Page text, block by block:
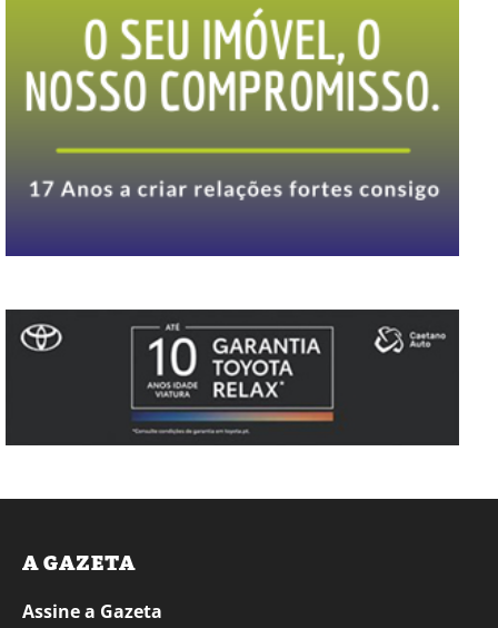
A GAZETA
Assine a Gazeta